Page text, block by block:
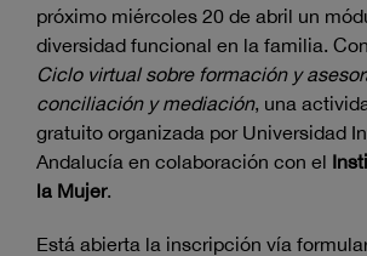
próximo miércoles 20 de abril un
diversidad funcional en la familia.
Ciclo virtual sobre formación y
conciliación y mediación, una
gratuito organizada por Universidad
Andalucía en colaboración con el
la Mujer.
Está abierta la inscripción vía